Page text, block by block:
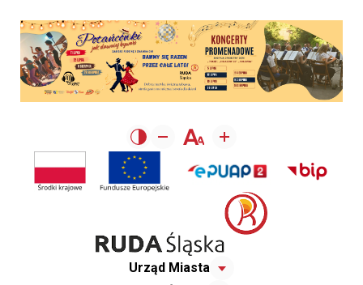
Urząd Miasta